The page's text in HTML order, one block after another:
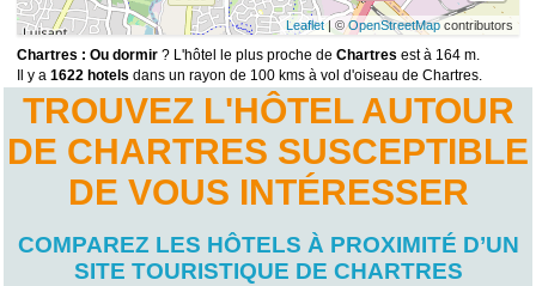
Leaflet| ©OpenStreetMapcontributors
Chartres : Ou dormir ? L'hôtel le plus proche deChartres est à 164 m.
Il y a1622 hotels dans un rayon de 100 kms à vol d'oiseau de Chartres.
TROUVEZ L'HÔTEL AUTOUR
DE CHARTRES SUSCEPTIBLE
DE VOUS INTÉRESSER
COMPAREZ LES HÔTELS À PROXIMITÉ D’UN
SITE TOURISTIQUE DE CHARTRES